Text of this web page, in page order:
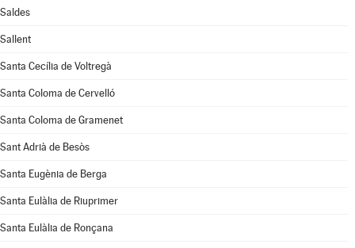
Saldes
Sallent
Santa Cecília de Voltregà
Santa Coloma de Cervelló
Santa Coloma de Gramenet
Sant Adrià de Besòs
Santa Eugènia de Berga
Santa Eulàlia de Riuprimer
Santa Eulàlia de Ronçana